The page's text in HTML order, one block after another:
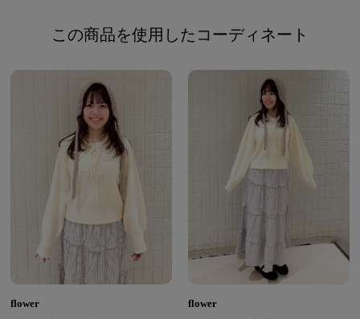
この商品を使用したコーディネート
flower flower